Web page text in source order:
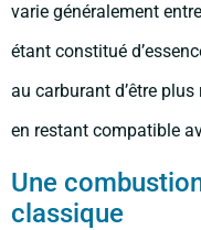
varie généralement
étant constitué
au carburant d’être
en restant compatible
Une
classique